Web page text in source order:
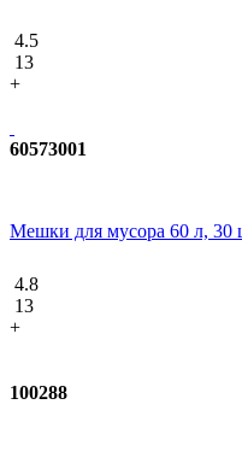
4.5
13
+
60573001
Мешки для мусора 60 л,
4.8
13
+
100288